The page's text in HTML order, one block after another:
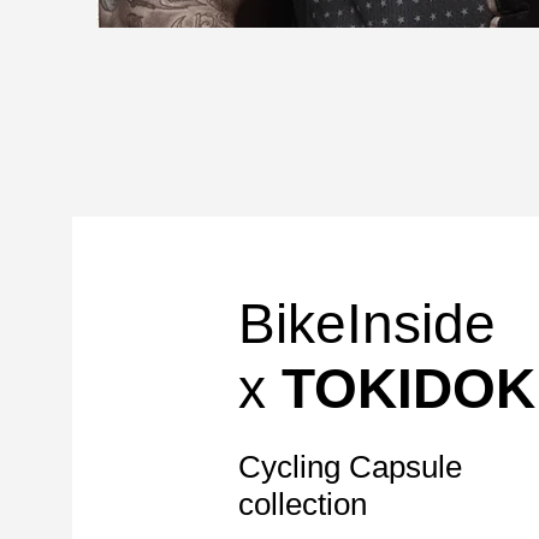
BikeInside
x
Cycling Capsule
collection